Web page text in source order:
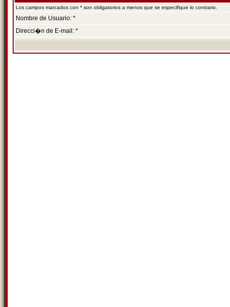
Los campos marcados con * son obligatorios a menos que se especifique lo contrario.
Nombre de Usuario: *
Direcci�n de E-mail: *